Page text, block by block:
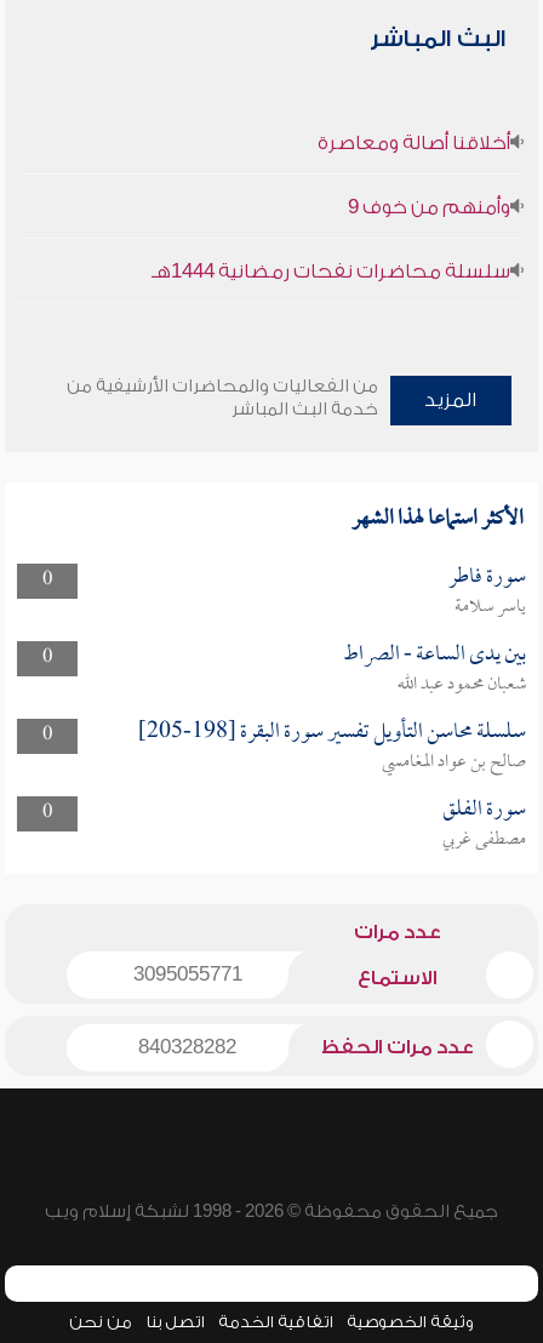
البث المباشر
أخلاقنا أصالة ومعاصرة
وأمنهم من خوف 9
سلسلة محاضرات نفحات رمضانية 1444هـ
المزيد
من الفعاليات والمحاضرات الأرشيفية من
خدمة البث المباشر
الأكثر استماعا لهذا الشهر
0 سورة فاطر
ياسر سلامة
0
بين يدى الساعة - الصراط
شعبان محمود عبد الله
0
سلسلة محاسن التأويل تفسير سورة البقرة [198-205]
صالح بن عواد المغامسي
0
سورة الفلق
مصطفى غربي
عدد مرات
الاستماع 3095055771
عدد مرات الحفظ 840328282
جميع الحقوق محفوظة © 2026 - 1998 لشبكة إسلام ويب
وثيقة الخصوصية اتفاقية الخدمة اتصل بنا من نحن